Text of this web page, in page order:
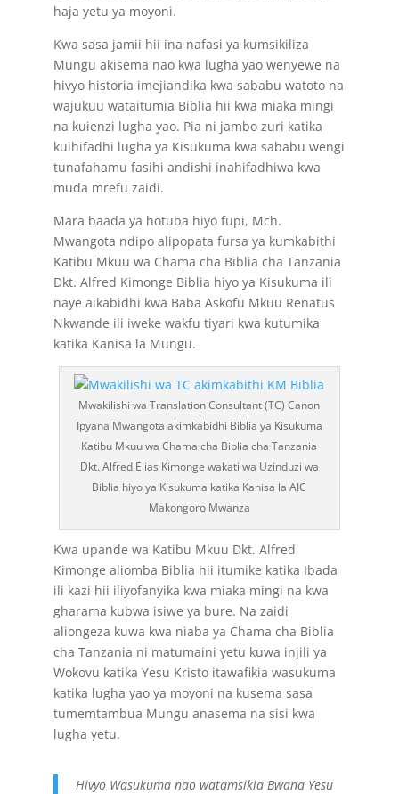
haja yetu ya moyoni.
Kwa sasa jamii hii ina nafasi ya kumsikiliza
Mungu akisema nao kwa lugha yao wenyewe na
hivyo historia imejiandika kwa sababu watoto na
wajukuu wataitumia Biblia hii kwa miaka mingi
na kuienzi lugha yao. Pia ni jambo zuri katika
kuihifadhi lugha ya Kisukuma kwa sababu wengi
tunafahamu fasihi andishi inahifadhiwa kwa
muda mrefu zaidi.
Mara baada ya hotuba hiyo fupi, Mch.
Mwangota ndipo alipopata fursa ya kumkabithi
Katibu Mkuu wa Chama cha Biblia cha Tanzania
Dkt. Alfred Kimonge Biblia hiyo ya Kisukuma ili
naye aikabidhi kwa Baba Askofu Mkuu Renatus
Nkwande ili iweke wakfu tiyari kwa kutumika
katika Kanisa la Mungu.
Mwakilishi wa Translation Consultant (TC) Canon
Ipyana Mwangota akimkabidhi Biblia ya Kisukuma
Katibu Mkuu wa Chama cha Biblia cha Tanzania
Dkt. Alfred Elias Kimonge wakati wa Uzinduzi wa
Biblia hiyo ya Kisukuma katika Kanisa la AIC
Makongoro Mwanza
Kwa upande wa Katibu Mkuu Dkt. Alfred
Kimonge aliomba Biblia hii itumike katika Ibada
ili kazi hii iliyofanyika kwa miaka mingi na kwa
gharama kubwa isiwe ya bure. Na zaidi
aliongeza kuwa kwa niaba ya Chama cha Biblia
cha Tanzania ni matumaini yetu kuwa injili ya
Wokovu katika Yesu Kristo itawafikia wasukuma
katika lugha yao ya moyoni na kusema sasa
tumemtambua Mungu anasema na sisi kwa
lugha yetu.
Hivyo Wasukuma nao watamsikia Bwana Yesu